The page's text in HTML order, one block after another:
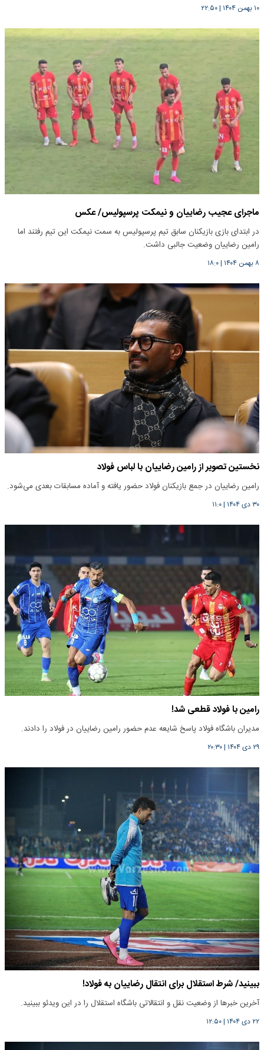
۱۰ بهمن ۱۴۰۴ |۲۲:۵۰
ماجرای عجیب رضاییان و نیمکت پرسپولیس/ عکس
در ابتدای بازی بازیکنان سابق تیم پرسپولیس به سمت نیمکت این تیم رفتند اما
رامین رضاییان وضعیت جالبی داشت.
۸ بهمن ۱۴۰۴ |۱۸:۰
نخستین تصویر از رامین رضاییان با لباس فولاد
رامین رضاییان در جمع بازیکنان فولاد حضور یافته و آماده مسابقات بعدی می‌شود.
۳۰ دی ۱۴۰۴ |۱۱:۰
رامین با فولاد قطعی شد!
مدیران باشگاه فولاد پاسخ شایعه عدم حضور رامین رضاییان در فولاد را دادند.
۲۹ دی ۱۴۰۴ |۲۰:۳۰
ببینید/ شرط استقلال برای انتقال رضاییان به فولاد!
آخرین خبرها از وضعیت نقل و انتقالاتی باشگاه استقلال را در این ویدئو ببینید.
۲۲ دی ۱۴۰۴ |۱۲:۵۰